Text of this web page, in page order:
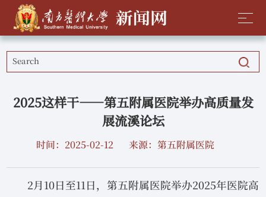
2025这样干——第五附属医院举办高质量发
展流溪论坛
时间：2025-02-12 来源：第五附属医院
2月10日至11日，第五附属医院举办2025年医院高